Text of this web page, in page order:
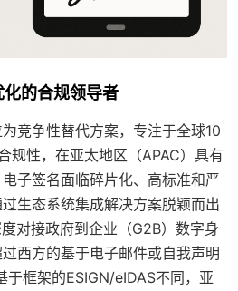
的合规领导者
竞争性替代方案，专注于全球10
规性，在亚太地区（APAC）具有
子签名面临碎片化、高标准和严
生态系统集成解决方案脱颖而出
对接政府到企业（G2B）数字身
西方的基于电子邮件或自我声明
于框架的ESIGN/eIDAS不同，亚